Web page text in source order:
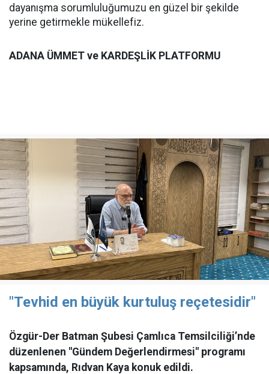
dayanışma sorumluluğumuzu en güzel bir şekilde
yerine getirmekle mükellefiz.
ADANA ÜMMET ve KARDEŞLİK PLATFORMU
"Tevhid en büyük kurtuluş reçetesidir"
Özgür-Der Batman Şubesi Çamlıca Temsilciliği’nde
düzenlenen "Gündem Değerlendirmesi" programı
kapsamında, Rıdvan Kaya konuk edildi.